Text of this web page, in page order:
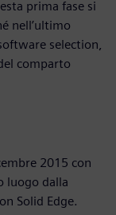
prima fase si
nell’ultimo
selection,
comparto
2015 con
luogo dalla
Solid Edge.